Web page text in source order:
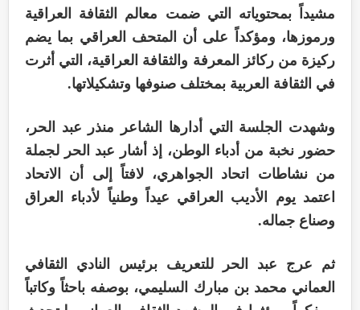
مشيداً بمحتوياته التي ضمت معالم الثقافة العراقية
ورموزها، ومؤكداً على أن المتحف العراقي بما يضم
ركيزة من ركائز المعرفة والثقافة العراقية، التي أثرت
في الثقافة العربية بمختلف صنوفها وتشكيلاتها.
وشهدت الجلسة التي أدارها الشاعر منذر عبد الحر،
حضور نخبة من أدباء الوطن، إذ أشار عبد الحر لجملة
من نشاطات اتحاد الجواهري، لافتاً إلى أن الاتحاد
اعتمد يوم الأديب العراقي عيداً وطنياً لأدباء العراق
وصناع جماله.
ثم عرج عبد الحر للتعريف برئيس النادي الثقافي
العماني محمد بن مبارك السليمي، بوصفه باحثاً وكاتباً